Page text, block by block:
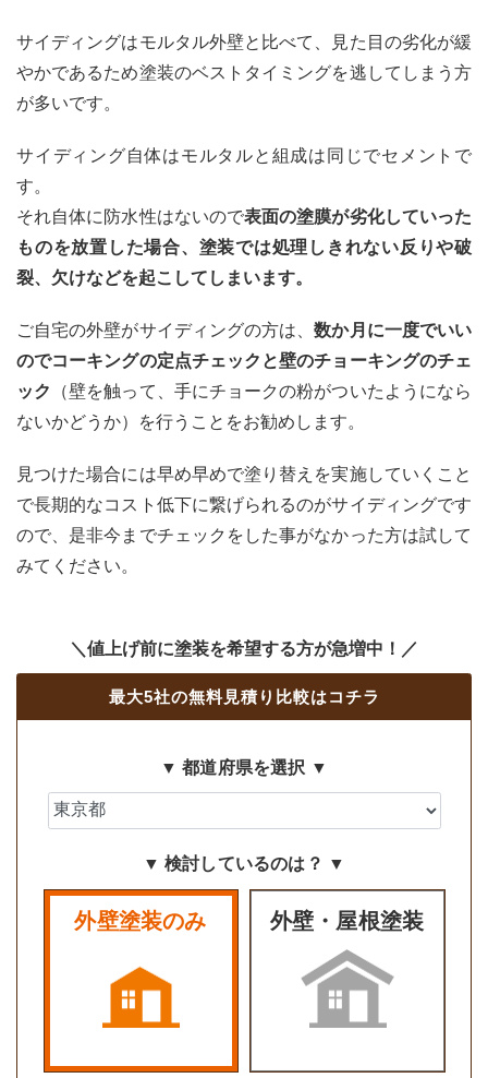
サイディングはモルタル外壁と比べて、見た目の劣化が緩
やかであるため塗装のベストタイミングを逃してしまう方
が多いです。
サイディング自体はモルタルと組成は同じでセメントで
す。
それ自体に防水性はないので表面の塗膜が劣化していった
ものを放置した場合、塗装では処理しきれない反りや破
裂、欠けなどを起こしてしまいます。
ご自宅の外壁がサイディングの方は、数か月に一度でいい
のでコーキングの定点チェックと壁のチョーキングのチェ
ック
（壁を触って、手にチョークの粉がついたようになら
ないかどうか）を行うことをお勧めします。
見つけた場合には早め早めで塗り替えを実施していくこと
で長期的なコスト低下に繋げられるのがサイディングです
ので、是非今までチェックをした事がなかった方は試して
みてください。
＼値上げ前に塗装を希望する方が急増中！／
最大5社の無料見積り比較はコチラ
▼ 都道府県を選択 ▼
▼ 検討しているのは？ ▼
外壁塗装のみ 外壁・屋根塗装